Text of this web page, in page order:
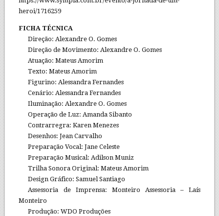
heroi/1716259
FICHA TÉCNICA
Direção: Alexandre O. Gomes
Direção de Movimento: Alexandre O. Gomes
Atuação: Mateus Amorim
Texto: Mateus Amorim
Figurino: Alessandra Fernandes
Cenário: Alessandra Fernandes
Iluminação: Alexandre O. Gomes
Operação de Luz: Amanda Sibanto
Contrarregra: Karen Menezes
Desenhos: Jean Carvalho
Preparação Vocal: Jane Celeste
Preparação Musical: Adilson Muniz
Trilha Sonora Original: Mateus Amorim
Design Gráfico: Samuel Santiago
Assessoria de Imprensa: Monteiro Assessoria – Laís
Monteiro
Produção: WDO Produções